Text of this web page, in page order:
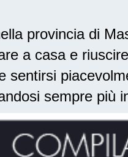
provincia di
a casa e
sentirsi
sempre più